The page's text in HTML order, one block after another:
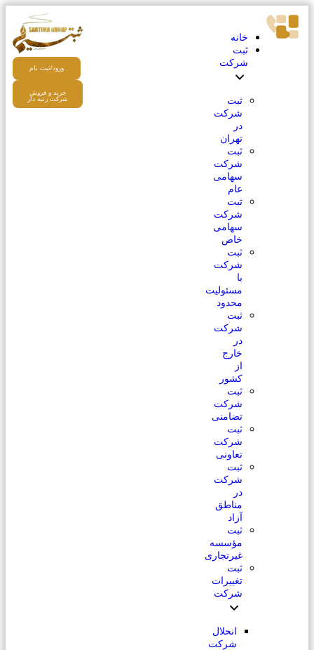
خانه
ثبت
شرکت
ثبت
شرکت
در
تهران
ثبت
شرکت
سهامی
عام
ثبت
شرکت
سهامی
خاص
ثبت
شرکت
با
مسئولیت
محدود
ثبت
شرکت
در
خارج
از
کشور
ثبت
شرکت
تضامنی
ثبت
شرکت
تعاونی
ثبت
شرکت
در
مناطق
آزاد
ثبت
مؤسسه
غیرتجاری
ثبت
تغییرات
شرکت
انحلال
شرکت
ورود/ثبت نام
خرید و فروش
شرکت رتبه دار